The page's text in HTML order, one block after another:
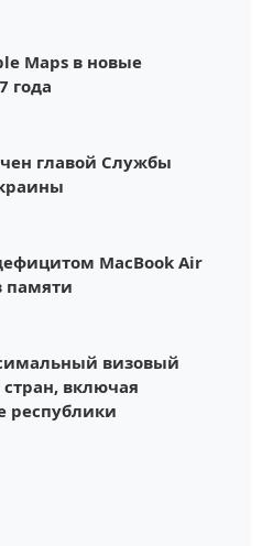
Maps в новые
года
главой Службы
MacBook Air
памяти
визовый
включая
республики